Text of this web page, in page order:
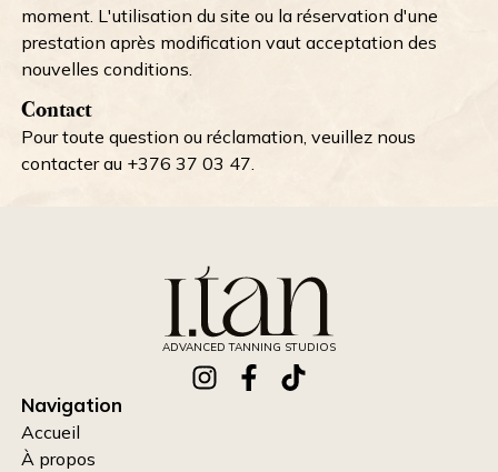
moment. L'utilisation du site ou la réservation d'une
prestation après modification vaut acceptation des
nouvelles conditions.
Contact
Pour toute question ou réclamation, veuillez nous
contacter au +376 37 03 47.
ADVANCED TANNING STUDIOS
Navigation
Accueil
À propos